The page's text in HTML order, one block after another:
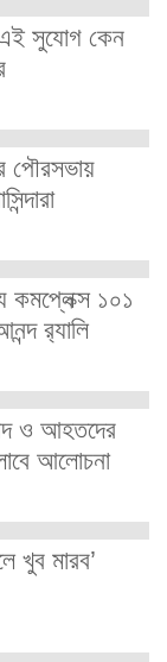
সুযোগ কেন
পৌরসভায়
কমপ্লেক্স ১০১
র‍্যালি
ও আহতদের
আলোচনা
খুব মারব’